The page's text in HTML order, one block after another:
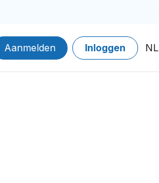
Aanmelden Inloggen NL